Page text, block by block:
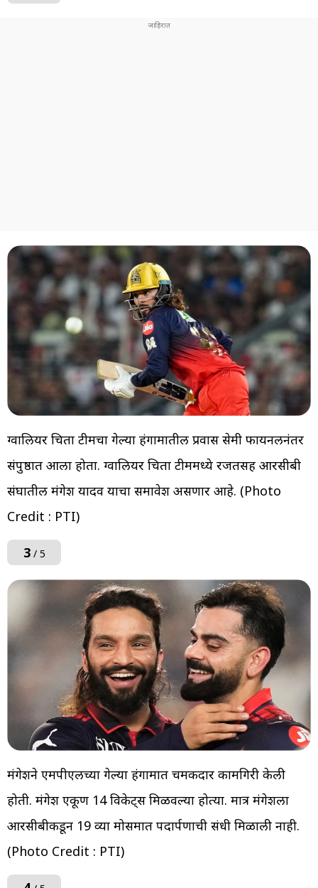
ग्वालियर चिता टीमचा गेल्या हंगामातील प्रवास सेमी फायनलनंतर
संपुष्ठात आला होता. ग्वालियर चिता टीममध्ये रजतसह आरसीबी
संघातील मंगेश यादव याचा समावेश असणार आहे. (Photo
Credit : PTI)
3/ 5
मंगेशने एमपीएलच्या गेल्या हंगामात चमकदार कामगिरी केली
होती. मंगेश एकूण 14 विकेट्स मिळवल्या होत्या. मात्र मंगेशला
आरसीबीकडून 19 व्या मोसमात पदार्पणाची संधी मिळाली नाही.
(Photo Credit : PTI)